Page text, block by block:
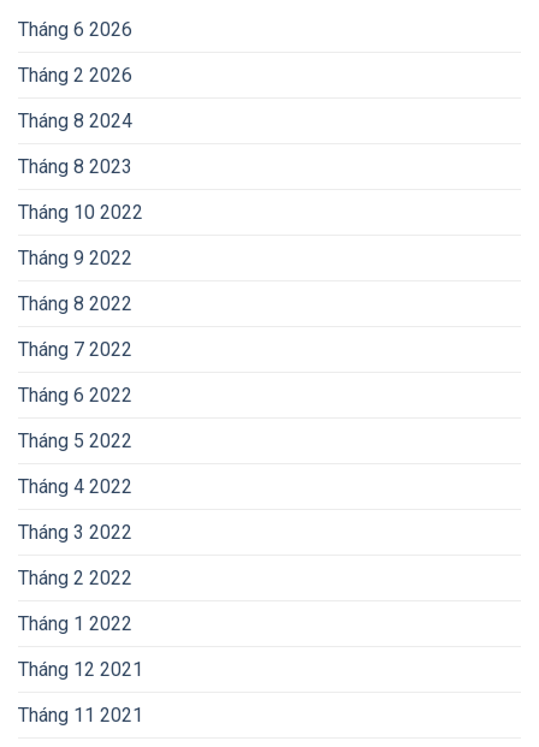
Tháng 6 2026
Tháng 2 2026
Tháng 8 2024
Tháng 8 2023
Tháng 10 2022
Tháng 9 2022
Tháng 8 2022
Tháng 7 2022
Tháng 6 2022
Tháng 5 2022
Tháng 4 2022
Tháng 3 2022
Tháng 2 2022
Tháng 1 2022
Tháng 12 2021
Tháng 11 2021